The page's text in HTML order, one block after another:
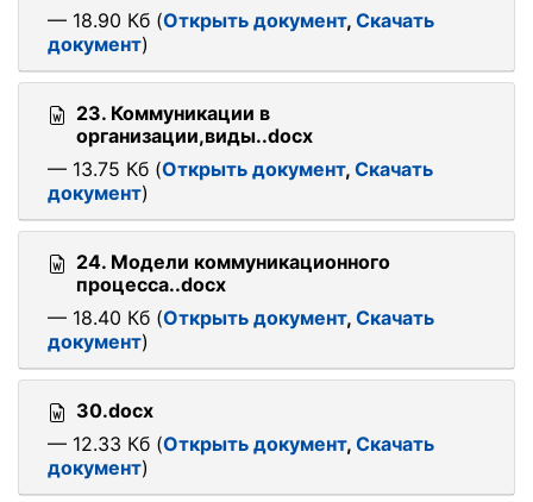
— 18.90 Кб (Открыть документ, Скачать
документ)
23. Коммуникации в
организации,виды..docx
— 13.75 Кб (Открыть документ, Скачать
документ)
24. Модели коммуникационного
процесса..docx
— 18.40 Кб (Открыть документ, Скачать
документ)
30.docx
— 12.33 Кб (Открыть документ, Скачать
документ)